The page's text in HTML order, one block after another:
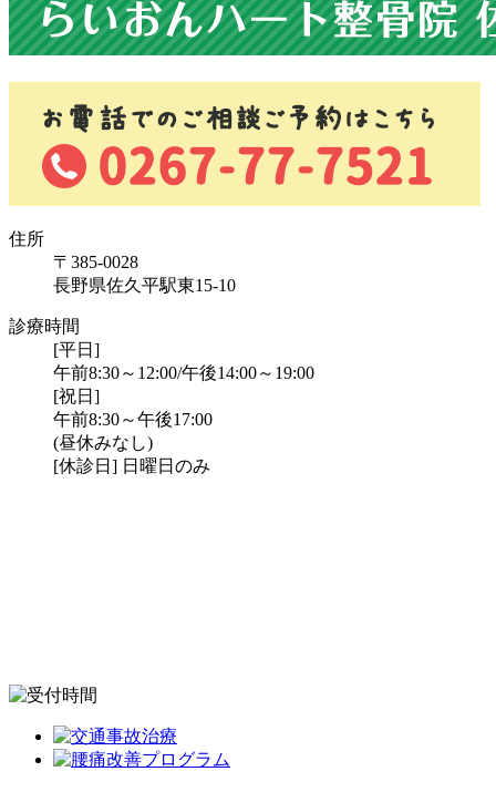
住所
〒385-0028
長野県佐久平駅東15-10
診療時間
[平日]
午前8:30～12:00/午後14:00～19:00
[祝日]
午前8:30～午後17:00
(昼休みなし)
[休診日] 日曜日のみ